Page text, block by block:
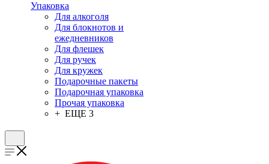
Упаковка
Для алкоголя
Для блокнотов и
ежедневников
Для флешек
Для ручек
Для кружек
Подарочные пакеты
Подарочная упаковка
Прочая упаковка
+ ЕЩЕ 3